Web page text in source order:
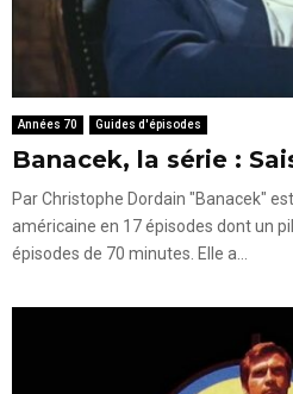
Années 70 Guides d'épisodes
Banacek, la série :
Par Christophe Dordain "Banacek"
américaine en 17 épisodes dont un
épisodes de 70 minutes. Elle a...